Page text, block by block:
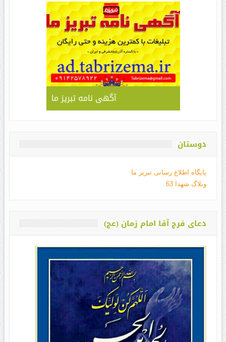
آگهی نامه تبریز ما
دوستان
پایگاه اطلاع رسانی تبریز ما
وبلاگ شهدا 63
دعای فرج آقا امام زمان (عج)